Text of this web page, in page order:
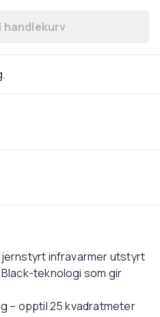
Legg Opranic Pro V70
handlekurv
infravarmer utstyrt
teknologi som gir
– opptil 25 kvadratmeter